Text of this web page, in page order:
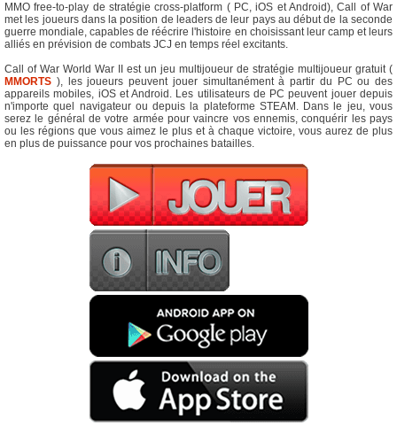
MMO free-to-play de stratégie cross-platform ( PC, iOS et Android), Call of War
met les joueurs dans la position de leaders de leur pays au début de la seconde
guerre mondiale, capables de réécrire l'histoire en choisissant leur camp et leurs
alliés en prévision de combats JCJ en temps réel excitants.
Call of War World War II est un jeu multijoueur de stratégie multijoueur gratuit (
MMORTS ), les joueurs peuvent jouer simultanément à partir du PC ou des
appareils mobiles, iOS et Android. Les utilisateurs de PC peuvent jouer depuis
n'importe quel navigateur ou depuis la plateforme STEAM. Dans le jeu, vous
serez le général de votre armée pour vaincre vos ennemis, conquérir les pays
ou les régions que vous aimez le plus et à chaque victoire, vous aurez de plus
en plus de puissance pour vos prochaines batailles.